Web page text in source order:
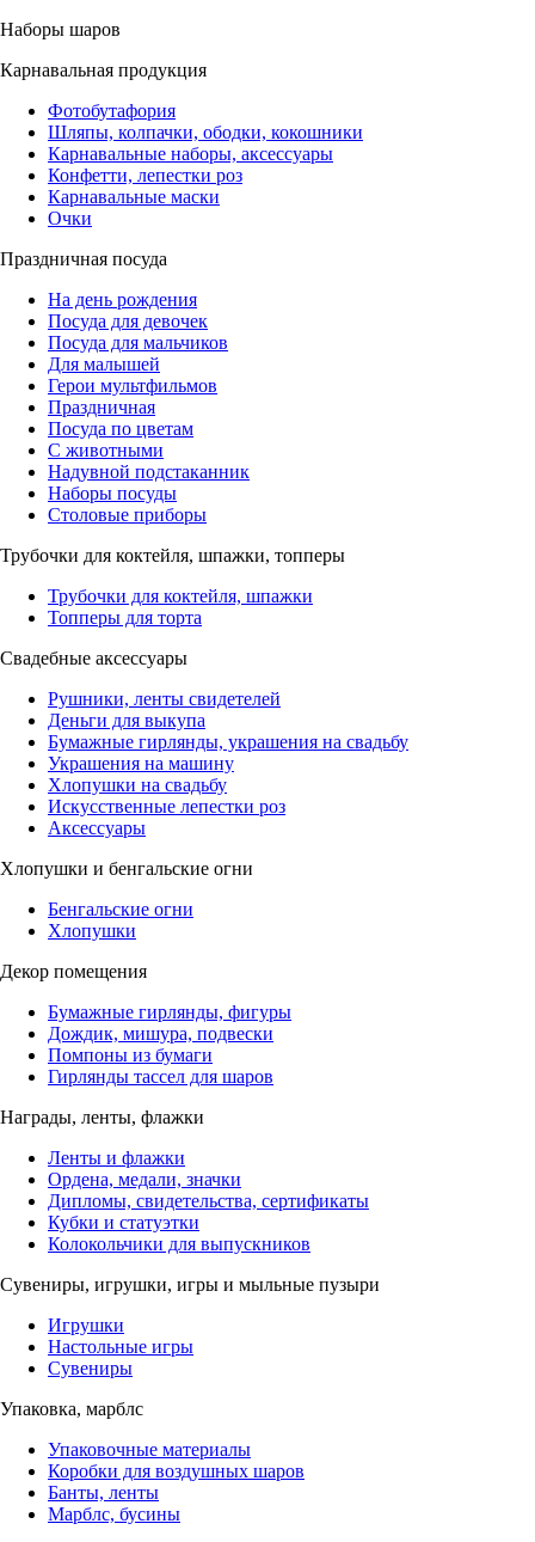
Наборы шаров
Карнавальная продукция
Фотобутафория
Шляпы, колпачки, ободки, кокошники
Карнавальные наборы, аксессуары
Конфетти, лепестки роз
Карнавальные маски
Очки
Праздничная посуда
На день рождения
Посуда для девочек
Посуда для мальчиков
Для малышей
Герои мультфильмов
Праздничная
Посуда по цветам
С животными
Надувной подстаканник
Наборы посуды
Столовые приборы
Трубочки для коктейля, шпажки, топперы
Трубочки для коктейля, шпажки
Топперы для торта
Свадебные аксессуары
Рушники, ленты свидетелей
Деньги для выкупа
Бумажные гирлянды, украшения на свадьбу
Украшения на машину
Хлопушки на свадьбу
Искусственные лепестки роз
Аксессуары
Хлопушки и бенгальские огни
Бенгальские огни
Хлопушки
Декор помещения
Бумажные гирлянды, фигуры
Дождик, мишура, подвески
Помпоны из бумаги
Гирлянды тассел для шаров
Награды, ленты, флажки
Ленты и флажки
Ордена, медали, значки
Дипломы, свидетельства, сертификаты
Кубки и статуэтки
Колокольчики для выпускников
Сувениры, игрушки, игры и мыльные пузыри
Игрушки
Настольные игры
Сувениры
Упаковка, марблс
Упаковочные материалы
Коробки для воздушных шаров
Банты, ленты
Марблс, бусины